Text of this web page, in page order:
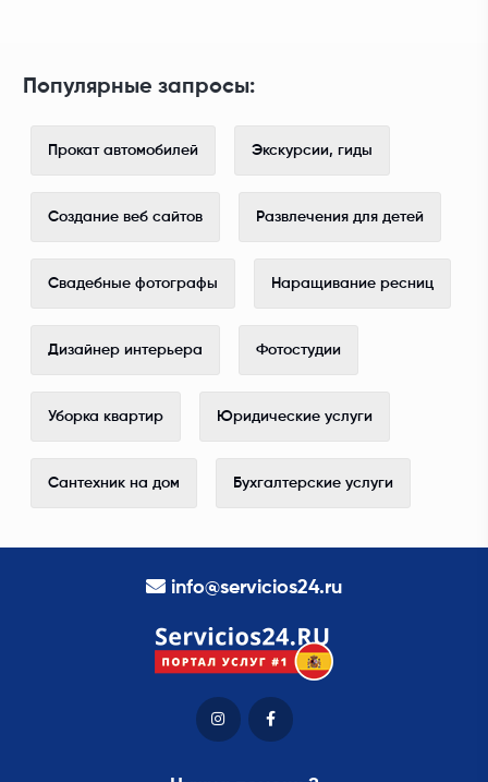
Популярные запросы:
Прокат автомобилей Экскурсии, гиды
Создание веб сайтов Развлечения для детей
Свадебные фотографы Наращивание ресниц
Дизайнер интерьера Фотостудии
Уборка квартир Юридические услуги
Сантехник на дом Бухгалтерские услуги
info@servicios24.ru